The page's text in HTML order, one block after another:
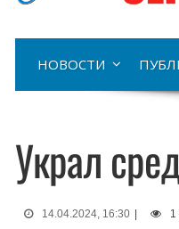
НОВОСТИ
Украл
14.04.2024, 16:30 | 1